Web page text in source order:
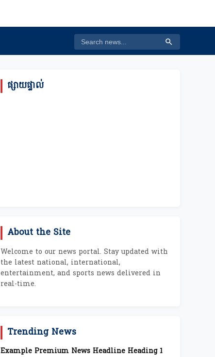
ផ្សាយផ្ទាល់
About the Site
Welcome to our news portal. Stay updated with
the latest national, international,
entertainment, and sports news delivered in
real-time.
Trending News
Example Premium News Headline Heading 1